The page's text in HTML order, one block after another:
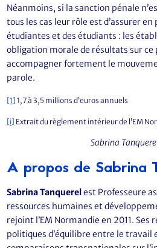
Néanmoins, si la sanction pénale
tous les cas leur rôle est d’assurer
étudiantes et des étudiants : les
obligation morale de résultats sur
accompagner fortement le
parole.
[1] 1,7 à 3,5 millions d’euros annuels
[i] Extrait du règlement intérieur de l’EM
Sabrina
A propos de Sabrina
Sabrina Tanquerelest Professeure
ressources humaines et
rejoint l’EM Normandie en 2011.
politiques d’équilibre entre le travail